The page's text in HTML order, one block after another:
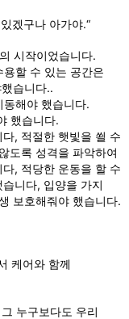
겠구나 아가야.“
시작이었습니다.
할 수 있는 공간은
습니다..
해야 했습니다.
했습니다.
, 적절한 햇빛을 쐴 수
도록 성격을 파악하여
, 적당한 운동을 할 수
니다, 입양을 가지
보호해줘야 했습니다.
케어와 함께
누구보다도 우리